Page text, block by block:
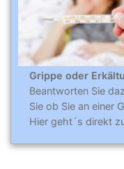
Grippe oder
Beantworten Sie
Sie ob Sie an einer
Hier geht´s direkt